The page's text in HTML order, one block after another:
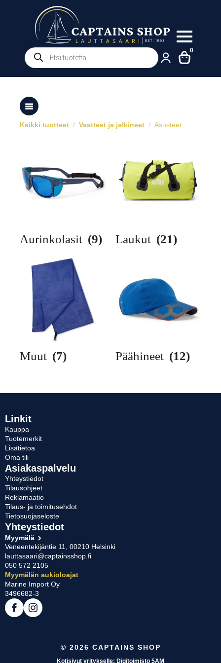
Products
search
0
Kaikki tuotteet Vaatteet ja jalkineet Asusteet
Aurinkolasit (9) Laukut (21)
Muut (7) Päähineet (12)
Linkit
Kauppa
Tuotemerkit
Lisätietoa
Oma tili
Asiakaspalvelu
Yhteystiedot
Tilausohjeet
Reklamaatio
Tilaus- ja toimitusehdot
Tietosuojaseloste
Yhteystiedot
Myymälä
Veneentekijäntie 11, 00210 Helsinki
lauttasaari@captainsshop.fi
050 572 2105
Myymälän aukioloajat
Marine Import Oy
3496682-3
© 2026 CAPTAINS SHOP
Kotisivut yritykselle: Digitoimisto 5AM